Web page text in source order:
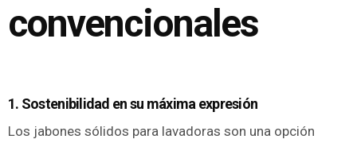
convencionales
1. Sostenibilidad en su máxima expresión
Los jabones sólidos para lavadoras son una opción